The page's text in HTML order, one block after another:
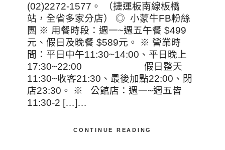
(02)2272-1577。 （捷運板南線板橋
站，全省多家分店） ◎ 小蒙牛FB粉絲
團 ※ 用餐時段：週一~週五午餐 $499
元、假日及晚餐 $589元。 ※ 營業時
間：平日中午11:30~14:00、平日晚上
17:30~22:00 假日整天
11:30~收客21:30、最後加點22:00、閉
店23:30。 ※ 公館店：週一~週五皆
11:30-2 […]…
CONTINUE READING